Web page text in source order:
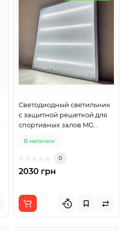
Светодиодный светильник
с защитной решеткой для
спортивных залов MG
36W
В наличии
0
2030 грн